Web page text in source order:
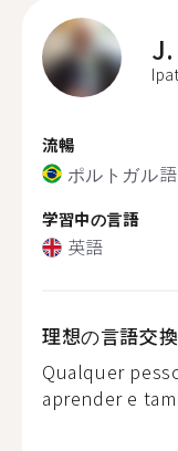
J.
流暢
ポルトガル語
学習中の言語
英語
理想の言語交
Qualquer
aprender e